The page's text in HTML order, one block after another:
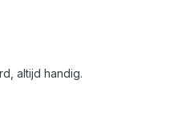
altijd handig.